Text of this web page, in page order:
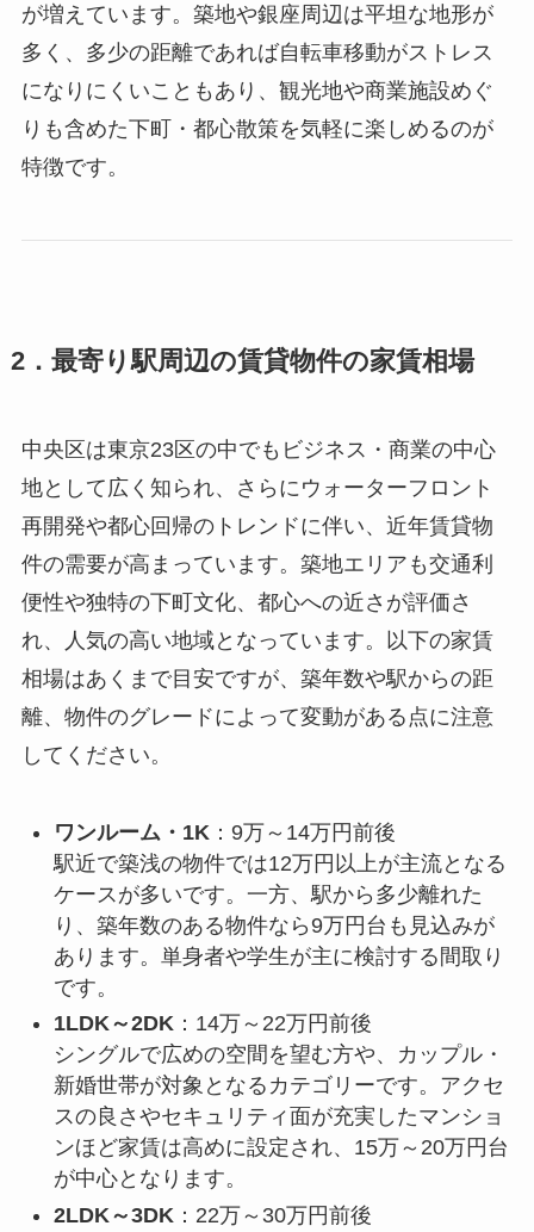
が増えています。築地や銀座周辺は平坦な地形が
多く、多少の距離であれば自転車移動がストレス
になりにくいこともあり、観光地や商業施設めぐ
りも含めた下町・都心散策を気軽に楽しめるのが
特徴です。
2．最寄り駅周辺の賃貸物件の家賃相場
中央区は東京23区の中でもビジネス・商業の中心
地として広く知られ、さらにウォーターフロント
再開発や都心回帰のトレンドに伴い、近年賃貸物
件の需要が高まっています。築地エリアも交通利
便性や独特の下町文化、都心への近さが評価さ
れ、人気の高い地域となっています。以下の家賃
相場はあくまで目安ですが、築年数や駅からの距
離、物件のグレードによって変動がある点に注意
してください。
ワンルーム・1K ：9万～14万円前後
駅近で築浅の物件では12万円以上が主流となる
ケースが多いです。一方、駅から多少離れた
り、築年数のある物件なら9万円台も見込みが
あります。単身者や学生が主に検討する間取り
です。
1LDK～2DK：14万～22万円前後
シングルで広めの空間を望む方や、カップル・
新婚世帯が対象となるカテゴリーです。アクセ
スの良さやセキュリティ面が充実したマンショ
ンほど家賃は高めに設定され、15万～20万円台
が中心となります。
2LDK～3DK ：22万～30万円前後